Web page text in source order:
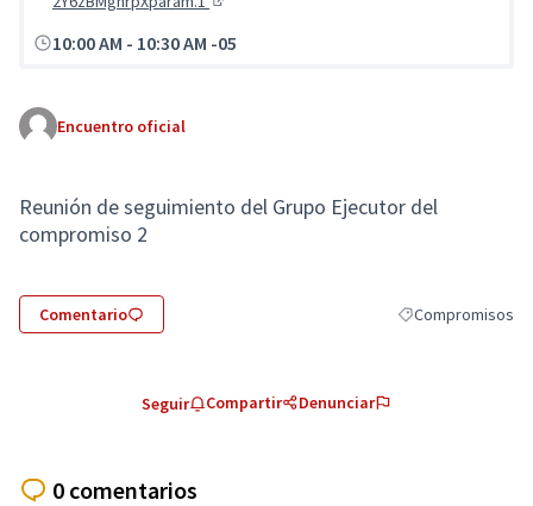
10:00 AM - 10:30 AM -05
Encuentro oficial
Reunión de seguimiento del Grupo Ejecutor del
compromiso 2
Comentario Resultados al
Compromisos
Seguir Compartir Denunciar
0 comentarios